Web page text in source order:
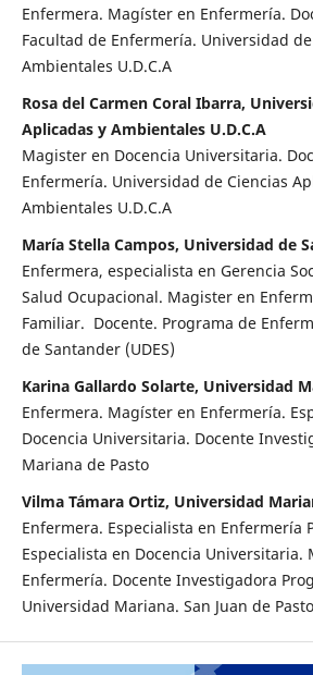
Enfermera. Magíster en Enfermería.
Facultad de Enfermería. Universidad
Ambientales U.D.C.A
Rosa del Carmen Coral Ibarra,
Aplicadas y Ambientales U.D.C.A
Magister en Docencia Universitaria.
Enfermería. Universidad de Ciencias
Ambientales U.D.C.A
María Stella Campos, Universidad de
Enfermera, especialista en Gerencia
Salud Ocupacional. Magister en
Familiar. Docente. Programa de
de Santander (UDES)
Karina Gallardo Solarte, Universidad
Enfermera. Magíster en Enfermería.
Docencia Universitaria. Docente
Mariana de Pasto
Vilma Támara Ortiz, Universidad
Enfermera. Especialista en Enfermería
Especialista en Docencia Universitaria.
Enfermería. Docente Investigadora
Universidad Mariana. San Juan de